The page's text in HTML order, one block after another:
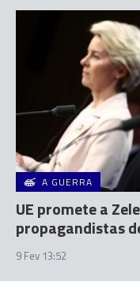
A GUERRA
UE promete a
propagandistas
9 Fev 13:52